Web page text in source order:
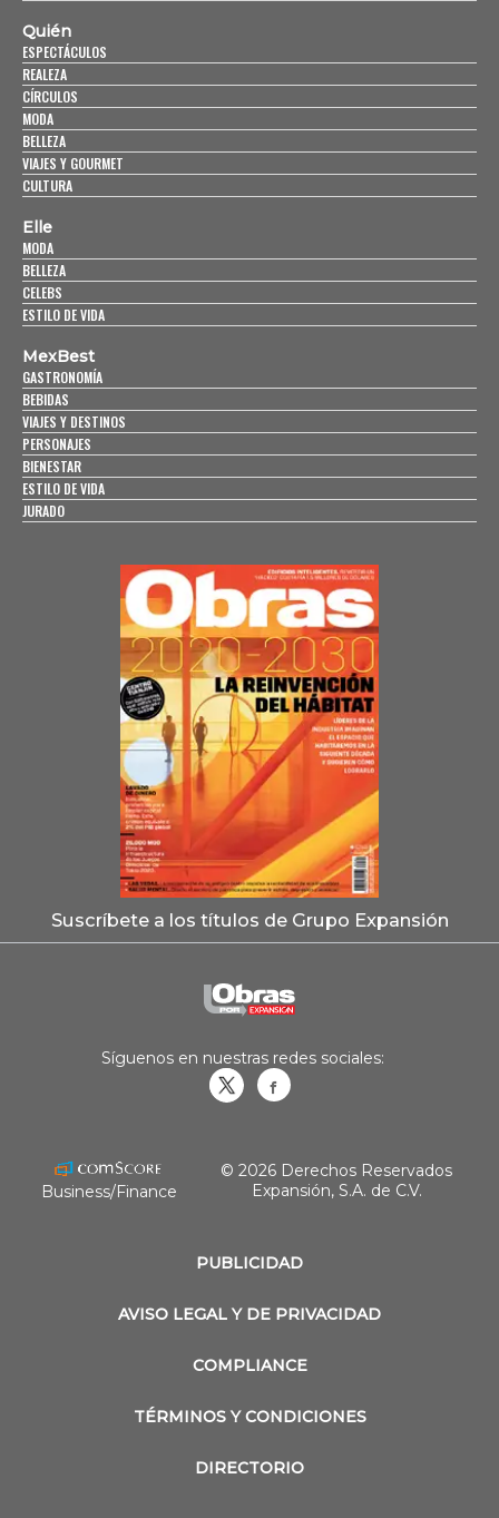
Quién
ESPECTÁCULOS
REALEZA
CÍRCULOS
MODA
BELLEZA
VIAJES Y GOURMET
CULTURA
Elle
MODA
BELLEZA
CELEBS
ESTILO DE VIDA
MexBest
GASTRONOMÍA
BEBIDAS
VIAJES Y DESTINOS
PERSONAJES
BIENESTAR
ESTILO DE VIDA
JURADO
Suscríbete a los títulos de Grupo Expansión
PUBLICIDAD
AVISO LEGAL Y DE PRIVACIDAD
COMPLIANCE
TÉRMINOS Y CONDICIONES
DIRECTORIO
Síguenos en nuestras redes sociales:
Business/Finance
© 2026 Derechos Reservados
Expansión, S.A. de C.V.